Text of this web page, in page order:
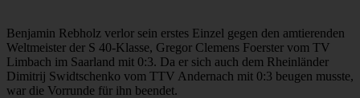
Benjamin Rebholz verlor sein erstes Einzel gegen den amtierenden
Weltmeister der S 40-Klasse, Gregor Clemens Foerster vom TV
Limbach im Saarland mit 0:3. Da er sich auch dem Rheinländer
Dimitrij Swidtschenko vom TTV Andernach mit 0:3 beugen musste,
war die Vorrunde für ihn beendet.